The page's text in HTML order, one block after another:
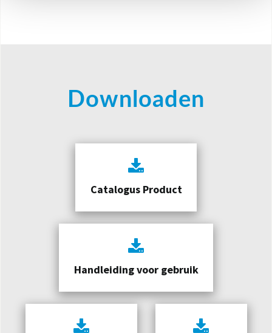
Downloaden
Catalogus Product
Handleiding voor gebruik